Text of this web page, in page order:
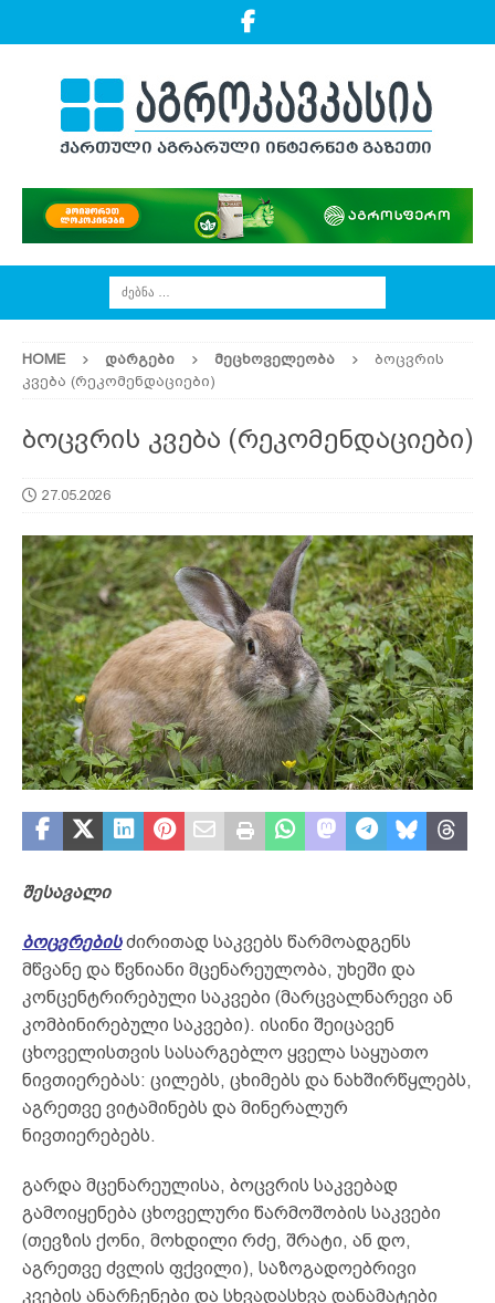
HOME ᲓᲐᲠᲒᲔᲑᲘ ᲛᲔᲪᲮᲝᲕᲔᲚᲔᲝᲑᲐ
ბოცვრის
კვება (რეკომენდაციები)
ბოცვრის კვება (რეკომენდაციები)
27.05.2026
შესავალი
ბოცვრებისძირითად საკვებს წარმოადგენს
მწვანე და წვნიანი მცენარეულობა, უხეში და
კონცენტრირებული საკვები (მარცვალნარევი ან
კომბინირებული საკვები). ისინი შეიცავენ
ცხოველისთვის სასარგებლო ყველა საყუათო
ნივთიერებას: ცილებს, ცხიმებს და ნახშირწყლებს,
აგრეთვე ვიტამინებს და მინერალურ
ნივთიერებებს.
გარდა მცენარეულისა, ბოცვრის საკვებად
გამოიყენება ცხოველური წარმოშობის საკვები
(თევზის ქონი, მოხდილი რძე, შრატი, ან დო,
აგრეთვე ძვლის ფქვილი), საზოგადოებრივი
კვების ანარჩენები და სხვადასხვა დანამატები